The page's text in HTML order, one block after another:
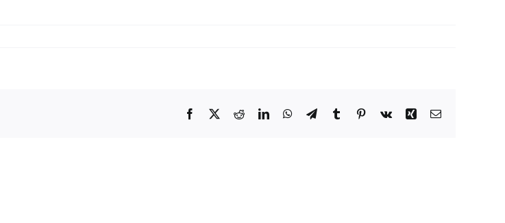
Facebook
X RedditLinkedInWhatsApp
TelegramTumblrPinterest
Vk Xing Correo